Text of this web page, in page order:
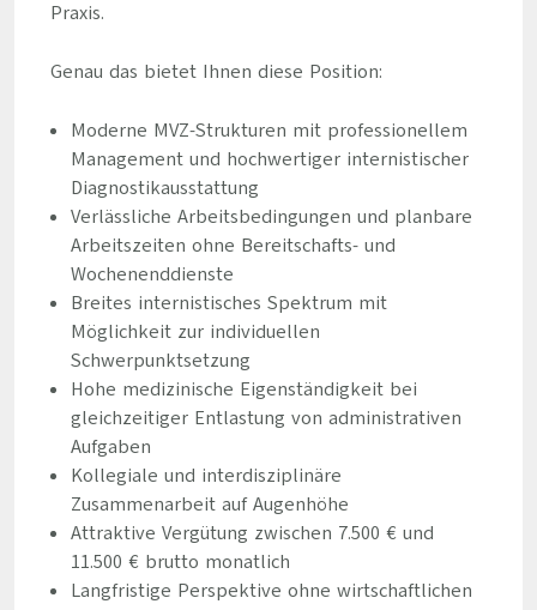
Praxis.
Genau das bietet Ihnen diese Position:
Moderne MVZ-Strukturen mit professionellem
Management und hochwertiger internistischer
Diagnostikausstattung
Verlässliche Arbeitsbedingungen und planbare
Arbeitszeiten ohne Bereitschafts- und
Wochenenddienste
Breites internistisches Spektrum mit
Möglichkeit zur individuellen
Schwerpunktsetzung
Hohe medizinische Eigenständigkeit bei
gleichzeitiger Entlastung von administrativen
Aufgaben
Kollegiale und interdisziplinäre
Zusammenarbeit auf Augenhöhe
Attraktive Vergütung zwischen 7.500 € und
11.500 € brutto monatlich
Langfristige Perspektive ohne wirtschaftlichen